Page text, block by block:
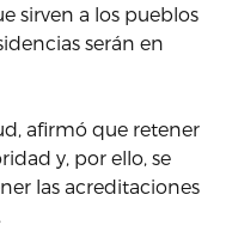
sirven a los pueblos
serán en
afirmó que retener
y, por ello, se
las acreditaciones